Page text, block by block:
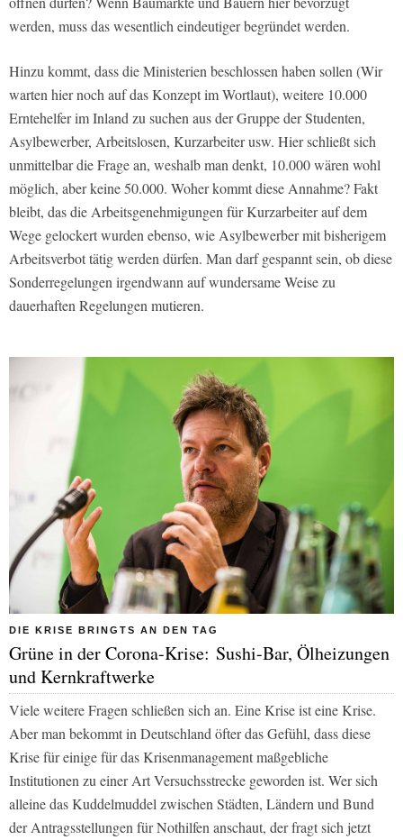
werden, muss das wesentlich eindeutiger begründet werden.
Hinzu kommt, dass die Ministerien beschlossen haben sollen (Wir
warten hier noch auf das Konzept im Wortlaut), weitere 10.000
Erntehelfer im Inland zu suchen aus der Gruppe der Studenten,
Asylbewerber, Arbeitslosen, Kurzarbeiter usw. Hier schließt sich
unmittelbar die Frage an, weshalb man denkt, 10.000 wären wohl
möglich, aber keine 50.000. Woher kommt diese Annahme? Fakt
bleibt, das die Arbeitsgenehmigungen für Kurzarbeiter auf dem
Wege gelockert wurden ebenso, wie Asylbewerber mit bisherigem
Arbeitsverbot tätig werden dürfen. Man darf gespannt sein, ob diese
Sonderregelungen irgendwann auf wundersame Weise zu
dauerhaften Regelungen mutieren.
DIE KRISE BRINGTS AN DEN TAG
Grüne in der Corona-Krise: Sushi-Bar, Ölheizungen
und Kernkraftwerke
Viele weitere Fragen schließen sich an. Eine Krise ist eine Krise.
Aber man bekommt in Deutschland öfter das Gefühl, dass diese
Krise für einige für das Krisenmanagement maßgebliche
Institutionen zu einer Art Versuchsstrecke geworden ist. Wer sich
alleine das Kuddelmuddel zwischen Städten, Ländern und Bund
der Antragsstellungen für Nothilfen anschaut, der fragt sich jetzt